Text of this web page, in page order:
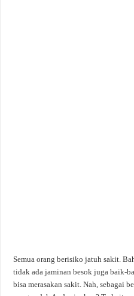
Semua orang berisiko jatuh sakit.
tidak ada jaminan besok juga baik-
bisa merasakan sakit. Nah, sebagai